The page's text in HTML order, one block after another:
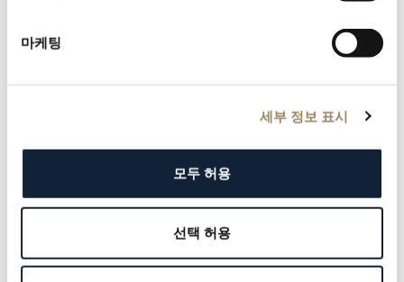
마케팅
세부 정보 표시
모두 허용
선택 허용